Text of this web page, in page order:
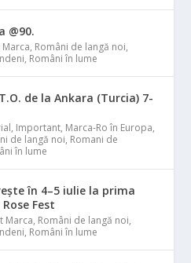
@90.
Marca, Români de langă noi,
, Români în lume
de la Ankara (Turcia) 7-
, Important, Marca-Ro în Europa,
de langă noi, Romani de
în lume
în 4–5 iulie la prima
Fest
Marca, Români de langă noi,
, Români în lume